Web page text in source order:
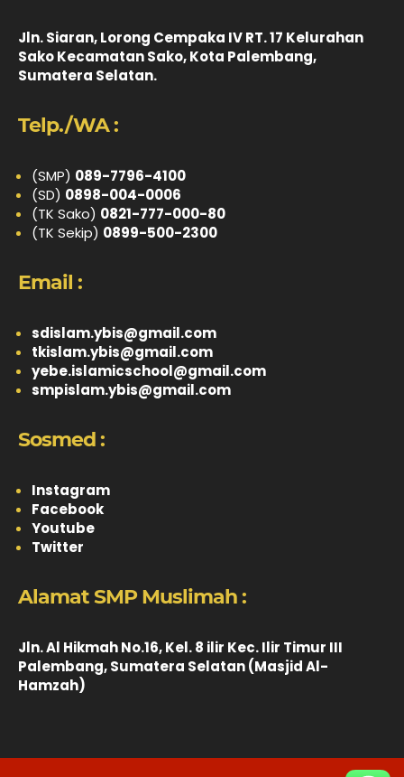
Jln. Siaran, Lorong Cempaka IV RT. 17 Kelurahan
Sako Kecamatan Sako, Kota Palembang,
Sumatera Selatan.
Telp./WA :
(SMP) 089-7796-4100
(SD) 0898-004-0006
(TK Sako) 0821-777-000-80
(TK Sekip) 0899-500-2300
Email :
sdislam.ybis@gmail.com
tkislam.ybis@gmail.com
yebe.islamicschool@gmail.com
smpislam.ybis@gmail.com
Sosmed :
Instagram
Facebook
Youtube
Twitter
Alamat SMP Muslimah :
Jln. Al Hikmah No.16, Kel. 8 ilir Kec. Ilir Timur III
Palembang, Sumatera Selatan (Masjid Al-
Hamzah)